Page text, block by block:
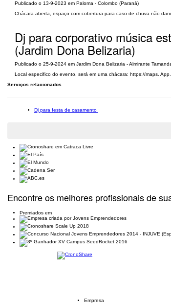
Publicado o 13-9-2023 em Paloma - Colombo (Paraná)
Chácara aberta, espaço com cobertura para caso de chuva não
Dj para corporativo música
(Jardim Dona Belizaria)
Publicado o 25-9-2024 em Jardim Dona Belizaria - Almirante
Local especifico do evento, será em uma chácara: https://maps.
Serviços relacionados
Dj para festa de casamento
Encontre os melhores profissionais de
Premiados em
Empresa